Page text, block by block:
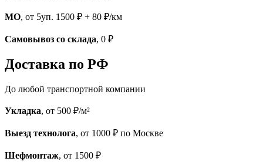
МО, от 5уп. 1500 ₽ + 80 ₽/км
Самовывоз со склада, 0 ₽
Доставка по РФ
До любой транспортной компании
Укладка, от 500 ₽/м²
Выезд технолога, от 1000 ₽ по Москве
Шефмонтаж, от 1500 ₽